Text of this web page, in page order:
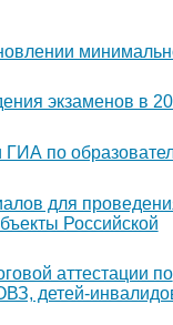
экзаменов в
ГИА по
для
Российской
аттестации по
детей-